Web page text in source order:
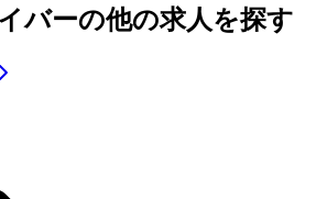
バーの他の求人を探す